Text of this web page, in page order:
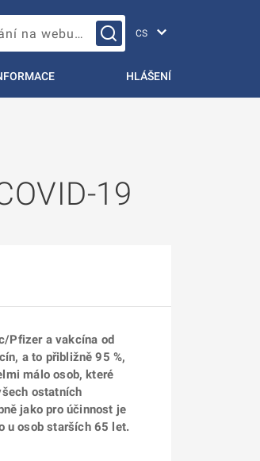
Vyhledávání na webu…
HLÁŠENÍ
19
Pfizer a vakcína od
a to přibližně 95 %,
málo osob, které
ostatních
jako pro účinnost je
u osob starších 65 let.